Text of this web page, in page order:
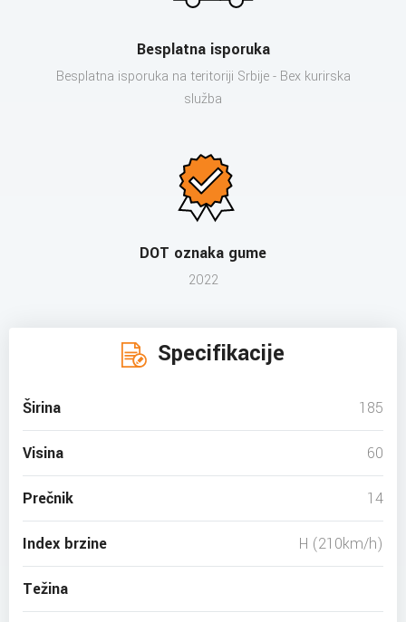
Besplatna isporuka
Besplatna isporuka na teritoriji Srbije - Bex kurirska
služba
DOT oznaka gume
2022
Specifikacije
Širina 185
Visina 60
Prečnik 14
Index brzine H (210km/h)
Težina